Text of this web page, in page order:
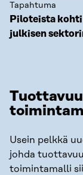
Tapahtuma
Piloteista
julkisen
Usein pelkkä
johda
toimintamalli